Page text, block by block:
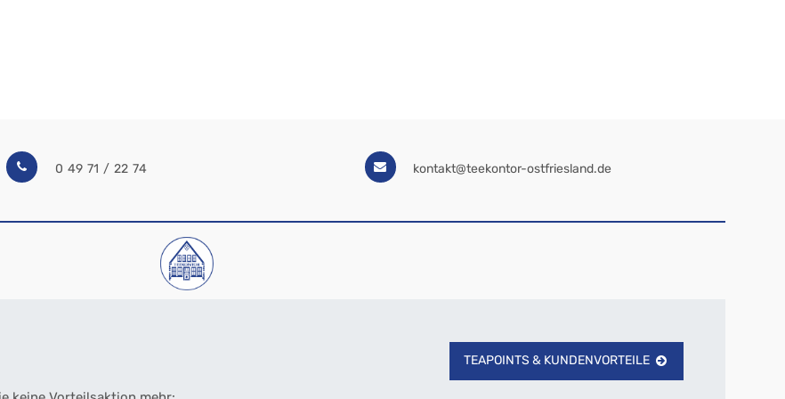
0 49 71 / 22 74 kontakt@teekontor-ostfriesland.de
TEAPOINTS & KUNDENVORTEILE